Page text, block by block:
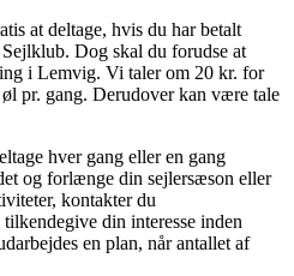
at deltage, hvis du har betalt
Dog skal du forudse at
i Lemvig. Vi taler om 20 kr. for
pr. gang. Derudover kan være tale
hver gang eller en gang
og forlænge din sejlersæson eller
kontakter du
tilkendegive din interesse inden
en plan, når antallet af